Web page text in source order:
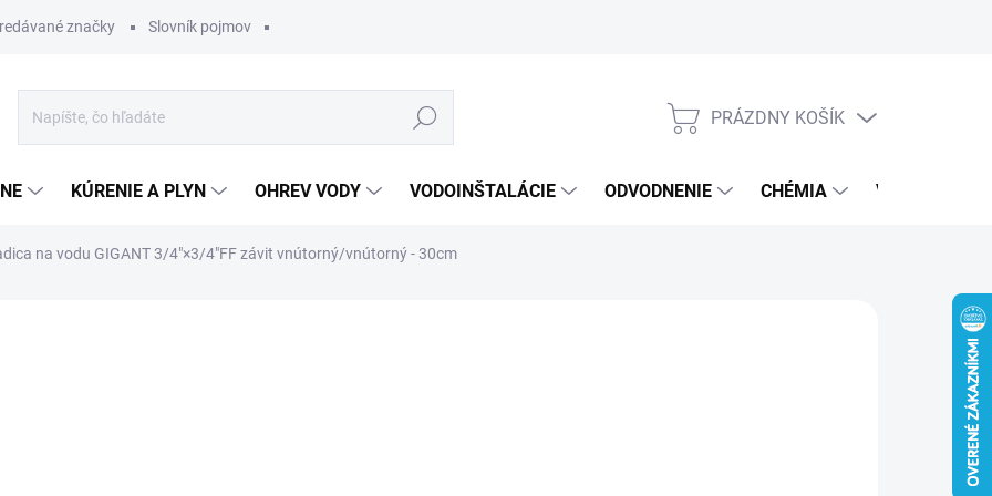
značky Slovník pojmov
Hľadať
NÁKUPNÝ
PRÁZDNY KOŠÍK
KÚRENIE A PLYN OHREV VODY VODOINŠTALÁCIE ODVODNENIE CHÉMIA VEREJNÝ
na vodu GIGANT 3/4"×3/4"FF závit vnútorný/vnútorný - 30cm